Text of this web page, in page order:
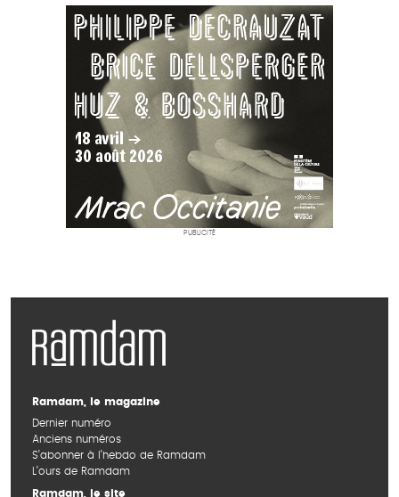
PUBLICITÉ
Ramdam, le magazine
Dernier numéro
Anciens numéros
S’abonner à l’hebdo de Ramdam
L’ours de Ramdam
Ramdam, le site